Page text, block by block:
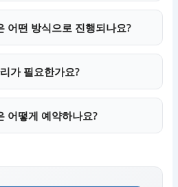
어떤 방식으로 진행되나요?
가 필요한가요?
어떻게 예약하나요?